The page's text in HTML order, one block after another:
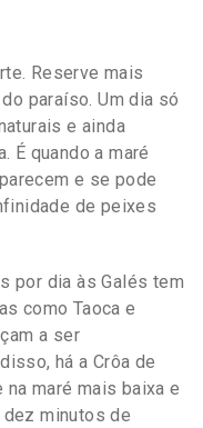
Reserve mais
paraíso. Um dia só
e ainda
É quando a maré
e se pode
de peixes
por dia às Galés tem
como Taoca e
a ser
há a Crôa de
na maré mais baixa e
dez minutos de